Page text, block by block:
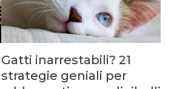
Gatti inarrestabili? 21
strategie geniali per